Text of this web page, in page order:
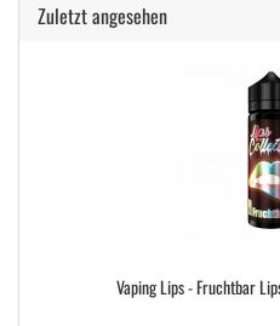
Zuletzt angesehen
Vaping Lips - Fruchtbar